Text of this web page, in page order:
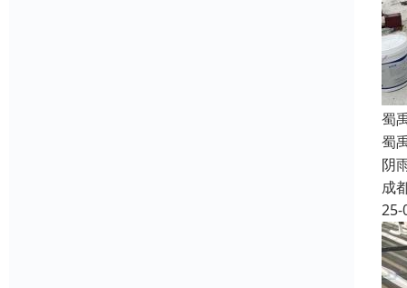
蜀
蜀
阴
成
25-